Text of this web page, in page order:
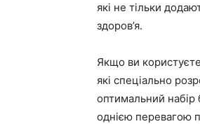
які не тільки
здоров’я.
Якщо ви
які спеціально
оптимальний набір
однією перевагою